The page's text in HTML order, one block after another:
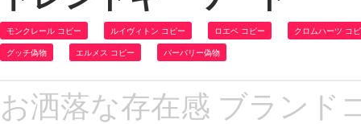
モンクレール コピー ルイヴィトン コピー ロエベ コピー クロムハーツ コ
グッチ偽物 エルメス コピー バーバリー偽物
お洒落な存在感 ブランド